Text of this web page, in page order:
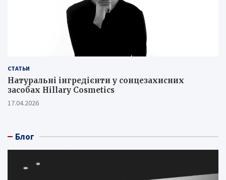
СТАТЬИ
Натуральні інгредієнти у сонцезахисних
засобах Hillary Cosmetics
17.04.2026
Блог